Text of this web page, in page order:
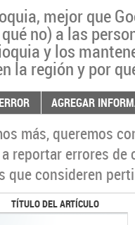
mejor que
no) a las
y los
la región y por
AGREGAR
más, queremos
reportar errores
que consideren
TÍTULO DEL ARTÍCULO